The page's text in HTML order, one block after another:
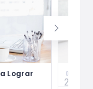
Lograr
07
29